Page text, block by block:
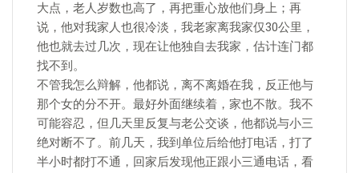
大点，老人岁数也高了，再把重心放他们身上；再
说，他对我家人也很冷淡，我老家离我家仅30公里，
他也就去过几次，现在让他独自去我家，估计连门都
找不到。
不管我怎么辩解，他都说，离不离婚在我，反正他与
那个女的分不开。最好外面继续着，家也不散。我不
可能容忍，但几天里反复与老公交谈，他都说与小三
绝对断不了。前几天，我到单位后给他打电话，打了
半小时都打不通，回家后发现他正跟小三通电话，看